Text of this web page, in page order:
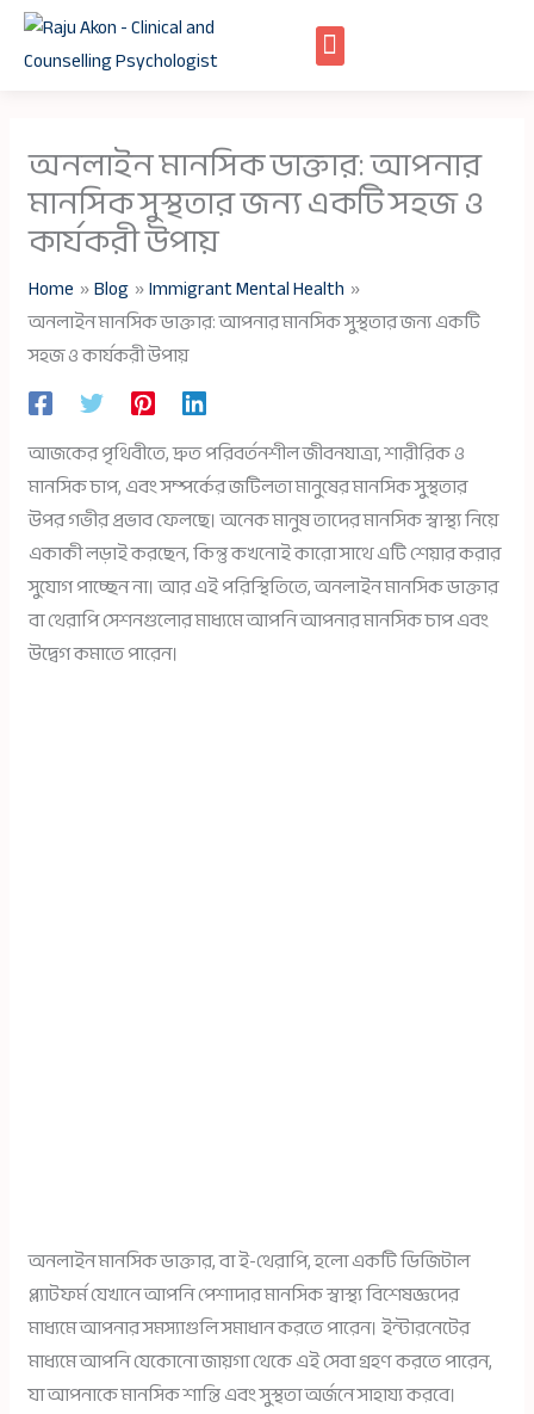
Skip
অনলাইন মানসিক ডাক্তার: আপনার
মানসিক সুস্থতার জন্য একটি সহজ ও
কার্যকরী উপায়
Home Blog
Immigrant Mental Health
অনলাইন মানসিক ডাক্তার: আপনার মানসিক সুস্থতার জন্য একটি
সহজ ও কার্যকরী উপায়
আজকের পৃথিবীতে, দ্রুত পরিবর্তনশীল জীবনযাত্রা, শারীরিক ও
মানসিক চাপ, এবং সম্পর্কের জটিলতা মানুষের মানসিক সুস্থতার
উপর গভীর প্রভাব ফেলছে। অনেক মানুষ তাদের মানসিক স্বাস্থ্য নিয়ে
একাকী লড়াই করছেন, কিন্তু কখনোই কারো সাথে এটি শেয়ার করার
সুযোগ পাচ্ছেন না। আর এই পরিস্থিতিতে, অনলাইন মানসিক ডাক্তার
বা থেরাপি সেশনগুলোর মাধ্যমে আপনি আপনার মানসিক চাপ এবং
উদ্বেগ কমাতে পারেন।
অনলাইন মানসিক ডাক্তার, বা ই-থেরাপি, হলো একটি ডিজিটাল
প্ল্যাটফর্ম যেখানে আপনি পেশাদার মানসিক স্বাস্থ্য বিশেষজ্ঞদের
মাধ্যমে আপনার সমস্যাগুলি সমাধান করতে পারেন। ইন্টারনেটের
মাধ্যমে আপনি যেকোনো জায়গা থেকে এই সেবা গ্রহণ করতে পারেন,
যা আপনাকে মানসিক শান্তি এবং সুস্থতা অর্জনে সাহায্য করবে।